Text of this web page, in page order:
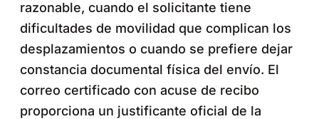
razonable, cuando el solicitante tiene
dificultades de movilidad que complican los
desplazamientos o cuando se prefiere dejar
constancia documental física del envío. El
correo certificado con acuse de recibo
proporciona un justificante oficial de la